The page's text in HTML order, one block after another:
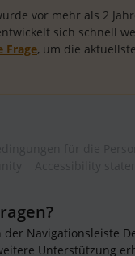
vor mehr als 2
sich schnell
Frage, um die
der Navigationsleiste
Unterstützung